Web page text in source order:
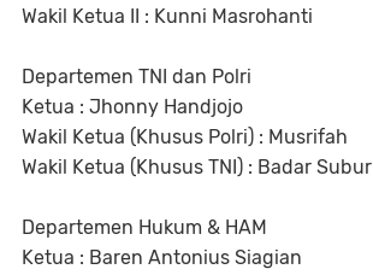
Wakil Ketua II : Kunni Masrohanti
Departemen TNI dan Polri
Ketua : Jhonny Handjojo
Wakil Ketua (Khusus Polri) : Musrifah
Wakil Ketua (Khusus TNI) : Badar Subur
Departemen Hukum & HAM
Ketua : Baren Antonius Siagian